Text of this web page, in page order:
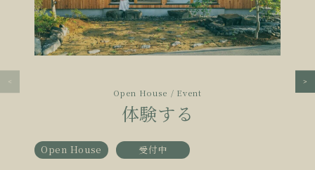
Open House / Event
体験する
Open House 受付中